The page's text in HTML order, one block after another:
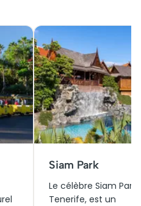
Siam Park
Le célèbre Siam
Tenerife, est un